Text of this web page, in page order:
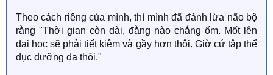
Theo cách riêng của mình, thì mình đã đánh lừa não bộ
rằng "Thời gian còn dài, đằng nào chẳng ốm. Mốt lên
đại học sẽ phải tiết kiệm và gầy hơn thôi. Giờ cứ tập thể
dục dưỡng da thôi."